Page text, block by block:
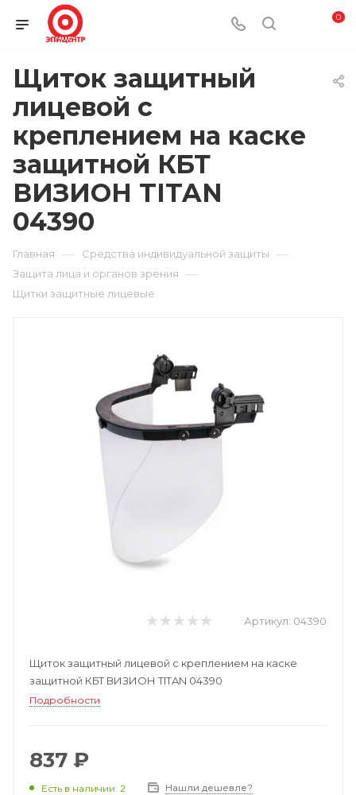
0
Щиток защитный
лицевой с
креплением на каске
защитной КБТ
ВИЗИОН TITAN
04390
Главная — Средства индивидуальной защиты —
Защита лица и органов зрения —
Щитки защитные лицевые
Артикул: 04390
Щиток защитный лицевой с креплением на каске
защитной КБТ ВИЗИОН TITAN 04390
Подробности
837 ₽
Есть в наличии: 2 Нашли дешевле?